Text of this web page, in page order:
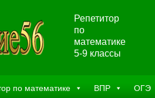
Репетитор
по
математике
5-9 классы
по математике ВПР ОГЭ